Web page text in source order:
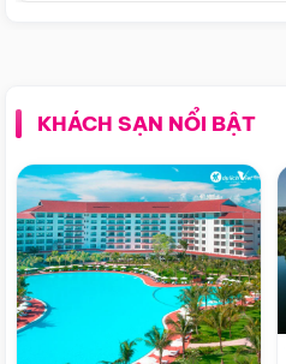
KHÁCH SẠN NỔI BẬT